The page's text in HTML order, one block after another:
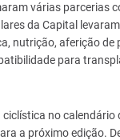
várias parcerias
da Capital
nutrição, aferição
para
no
a próximo edição.